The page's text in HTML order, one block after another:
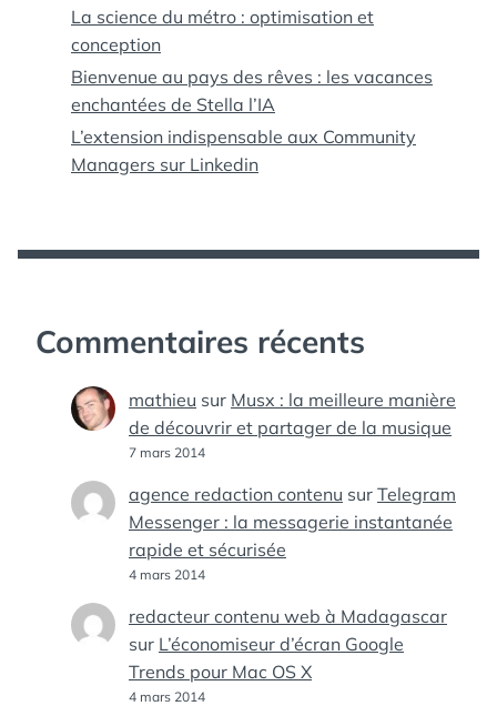
La science du métro : optimisation et
conception
Bienvenue au pays des rêves : les vacances
enchantées de Stella l’IA
L’extension indispensable aux Community
Managers sur Linkedin
Commentaires récents
mathieu sur Musx : la meilleure manière
de découvrir et partager de la musique
7 mars 2014
agence redaction contenu sur Telegram
Messenger : la messagerie instantanée
rapide et sécurisée
4 mars 2014
redacteur contenu web à Madagascar
sur L’économiseur d’écran Google
Trends pour Mac OS X
4 mars 2014